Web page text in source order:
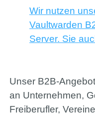
Wir nutzen
Vaultwarden
Server. Sie
Unser B2B-
an Unternehmen,
Freiberufler,